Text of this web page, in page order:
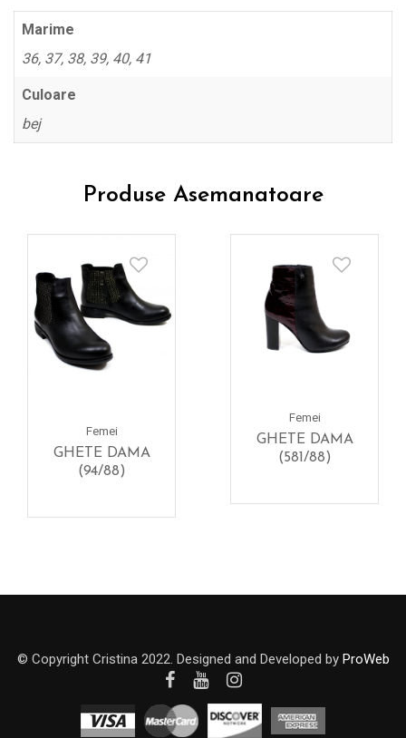
Marime
36, 37, 38, 39, 40, 41
Culoare
bej
Produse Asemanatoare
Femei
GHETE DAMA
(94/88)
Femei
GHETE DAMA
(581/88)
© Copyright Cristina 2022. Designed and Developed by ProWeb